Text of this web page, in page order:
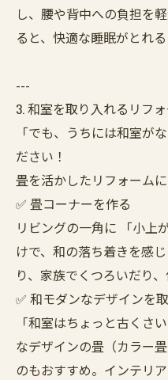
し、腰や背中への負担を
ると、快適な睡眠がとれる
---
3. 和室を取り入れるリフ
「でも、うちには和室が
ださい！
畳を活かしたリフォーム
✅ 畳コーナーを作る
リビングの一角に 「小上
けで、和の落ち着きを感
り、家族でくつろいだり
✅ 和モダンなデザインを
「和室はちょっと古くさ
なデザインの畳（カラー
のもおすすめ。インテリ